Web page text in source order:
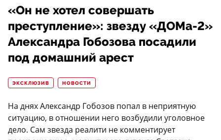
«Он не хотел совершать
преступление»: звезду «ДОМа-2»
Александра Гобозова посадили
под домашний арест
ЭКСКЛЮЗИВ НОВОСТИ
На днях Александр Гобозов попал в неприятную
ситуацию, в отношении него возбудили уголовное
дело. Сам звезда реалити не комментирует